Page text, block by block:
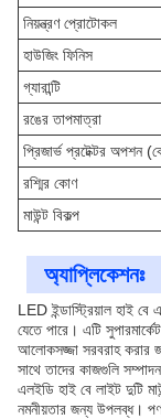
নিয়ন্ত্রণ প্রোটোকল
হাউজিং ফিনিস
গ্যারান্টি
রঙের তাপমাত্রা
প্রিজার্ভ প্রটেক্টর অপশন
রশ্মির কোণ
মাউন্ট বিকল্প
অ্যাপ্লিকেশনঃ
LED ইন্ডাস্ট্রিয়াল হাই বে
যেতে পারে। এটি
আলোকসজ্জা সরবরাহ করার
সাথে তাদের কাজগুলি
এলইডি হাই বে লাইট দুটি
নমনীয়তার জন্য উপলব্ধ।